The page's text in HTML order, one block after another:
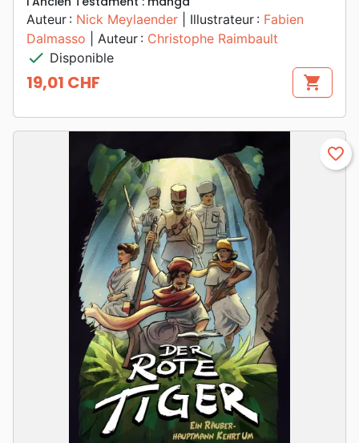
Auteur : Nick Meylaender | Illustrateur : Fabien
Dalmasso | Auteur : Christophe Raimbault
check Disponible
Prix
19,01 CHF shopping_cart
favorite_border